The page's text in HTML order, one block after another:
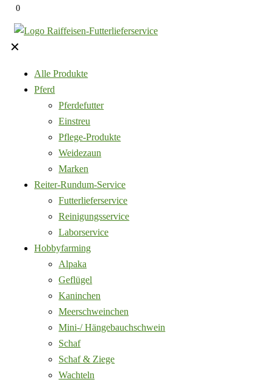
0
✕
Alle Produkte
Pferd
Pferdefutter
Einstreu
Pflege-Produkte
Weidezaun
Marken
Reiter-Rundum-Service
Futterlieferservice
Reinigungsservice
Laborservice
Hobbyfarming
Alpaka
Geflügel
Kaninchen
Meerschweinchen
Mini-/ Hängebauchschwein
Schaf
Schaf & Ziege
Wachteln